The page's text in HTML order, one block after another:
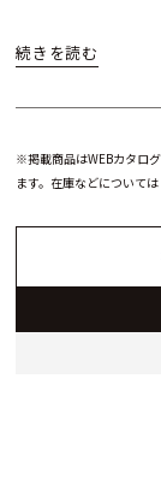
ムーブメントに
を与えながらも
が、高級時計と
クラシック・フ
リーンは、ウブ
ュアリーウォッ
討する方にも、
※掲載商品はWEBカタロ
ます。在庫などについて